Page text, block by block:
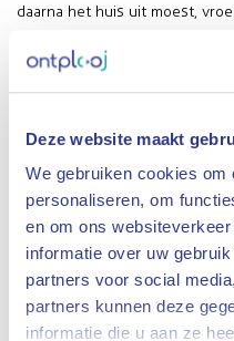
Deze website maakt
We gebruiken cookies
personaliseren, om
en om ons
informatie over uw
partners voor social
partners kunnen deze
informatie die u aan ze
daarna het huis uit moest,
opnieuw bij DCW werken,
Hengelo naar Enschede ging.
Het leven in de opvang was
zoek naar een andere optie.
Almelo. Omdat het geen optie
Enschede te fietsen, zat hij
zijn wens om weer aan de
gewoon weer iets doen,”
Via die weg kwam Michel